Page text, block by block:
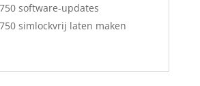
software-updates
simlockvrij laten maken